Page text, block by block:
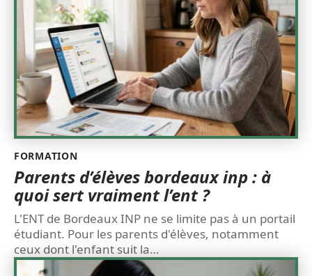
FORMATION
Parents d’élèves bordeaux inp : à
quoi sert vraiment l’ent ?
L'ENT de Bordeaux INP ne se limite pas à un portail
étudiant. Pour les parents d'élèves, notamment
ceux dont l'enfant suit la…